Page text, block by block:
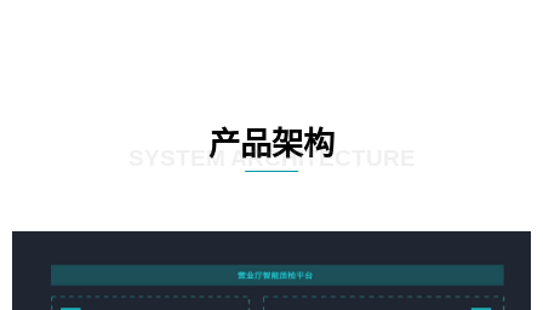
产品架构
SYSTEM ARCHITECTURE